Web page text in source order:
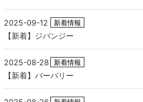
2025-09-12 新着情報
【新着】ジバンジー
2025-08-28 新着情報
【新着】バーバリー